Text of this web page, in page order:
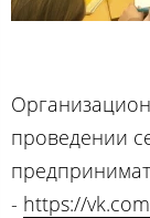
проведении
- https://